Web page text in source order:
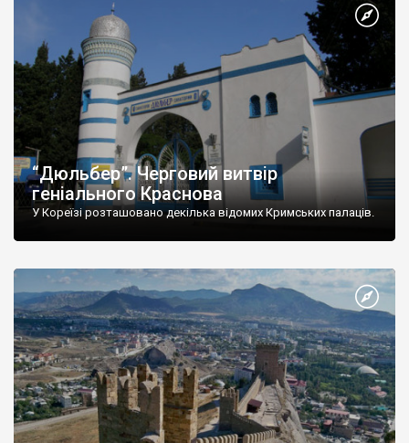
“Дюльбер”. Черговий витвір
геніального Краснова
У Кореїзі розташовано декілька відомих Кримських палаців.